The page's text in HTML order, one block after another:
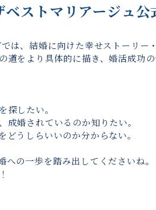
ベストマリアージュ公
は、結婚に向けた幸せストーリー
をより具体的に描き、婚活成功の
探したい。
成婚されているのか知りたい。
どうしらいいのか分からない。
の一歩を踏み出してくださいね。